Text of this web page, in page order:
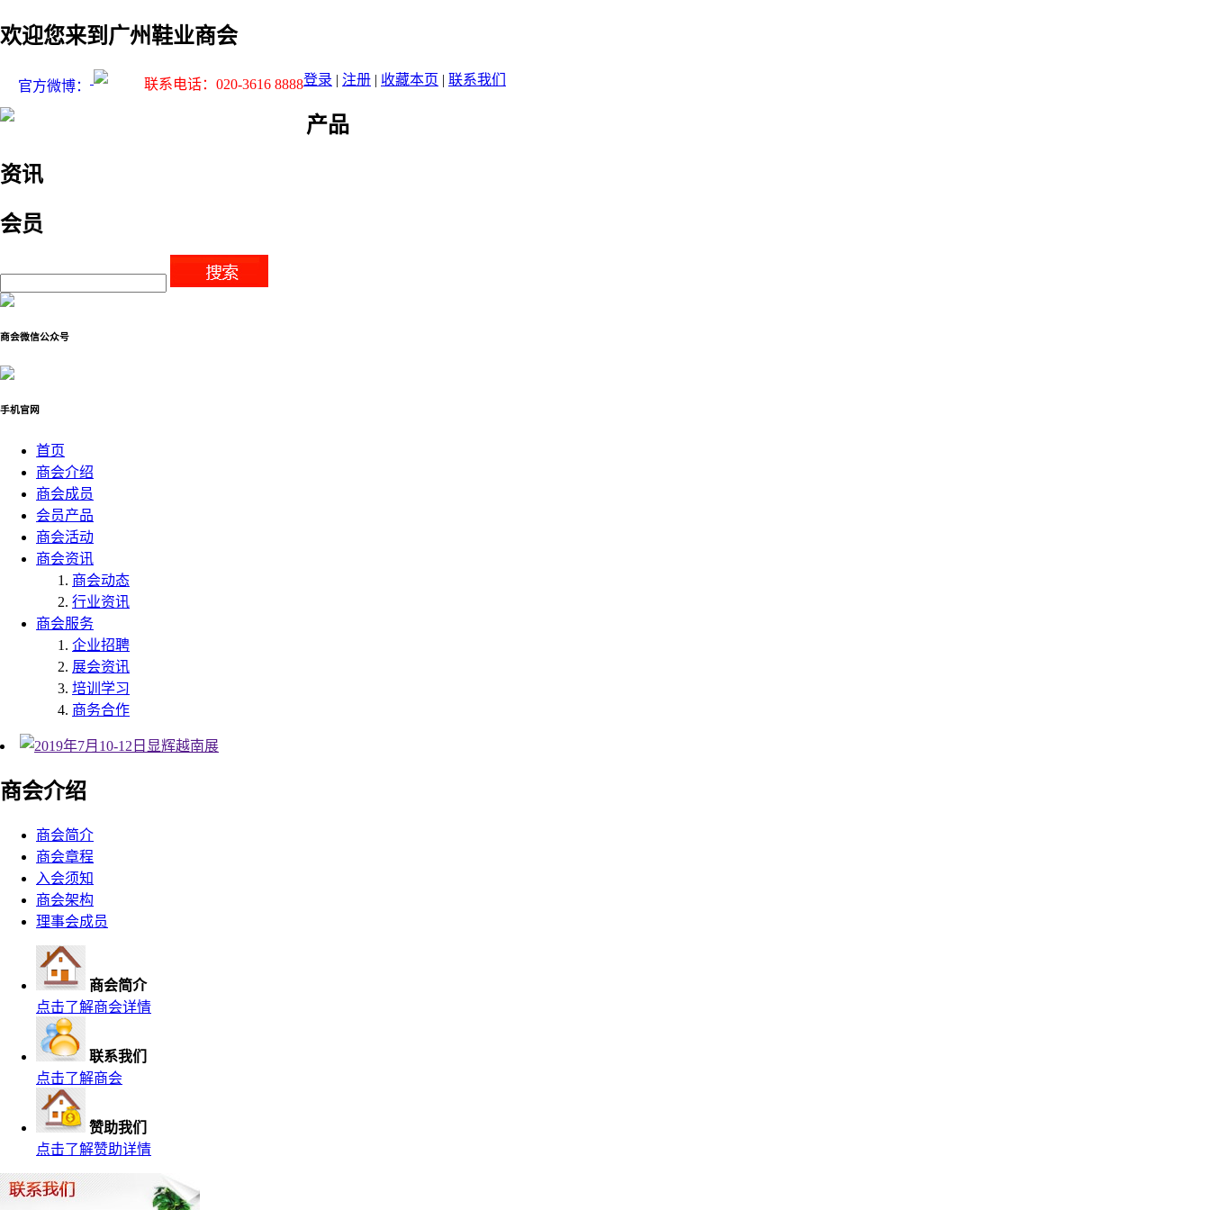
欢迎您来到广州鞋业商会
官方微博： 联系电话：020-3616 8888登录 | 注册 | 收藏本页 | 联系我们
产品
资讯
会员
商会微信公众号
手机官网
首页
商会介绍
商会成员
会员产品
商会活动
商会资讯
商会动态
行业资讯
商会服务
企业招聘
展会资讯
培训学习
商务合作
商会介绍
商会简介
商会章程
入会须知
商会架构
理事会成员
商会简介
点击了解商会详情
联系我们
点击了解商会
赞助我们
点击了解赞助详情